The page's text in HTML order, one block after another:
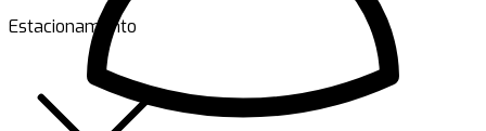
Estacionamento